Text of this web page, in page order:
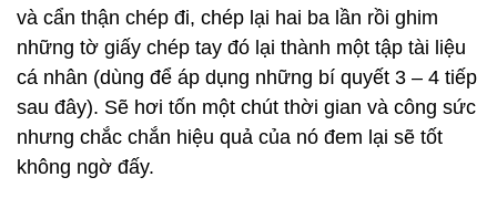
và cẩn thận chép đi, chép lại hai ba lần rồi ghim
những tờ giấy chép tay đó lại thành một tập tài liệu
cá nhân (dùng để áp dụng những bí quyết 3 – 4 tiếp
sau đây). Sẽ hơi tốn một chút thời gian và công sức
nhưng chắc chắn hiệu quả của nó đem lại sẽ tốt
không ngờ đấy.